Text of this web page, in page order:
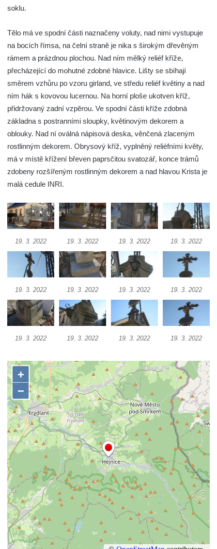
Boží muka u hřbitova v Římově
Centrální kříž hřbitova v Římově
Kříž poblíž domu čp. 169 v Plavu
Kříž na návsi v Plavu
Boží muka v Plavu
Kříž u Obrázku severovýchodně od
Görnerův kříž u silnice č. 264 v Dolním
Kříž u domu čp. 155 v Chřibské
Údajný kříž u domu čp. 283 ve Chřibské
Kříž jižně od Bukolu
Kříž na návsi v Bukolu
Centrální kříž hřbitova v Hrobčicích
Centrální kříž hřbitova v Chouči
Kříž na rozcestí v Záluží
Labem
Kříž v centru Liběšic
Kříž na návsi v Chouči
Boží muka na rozcestí východně od Chouče
Kříž na návsi v Lužici
Kříž na návsi v Dobrčicích
Kříž u domu čp. 3 v Chrámcích
Kříž u polní cesty severozápadně od Kozel
Údajný kříž na návsi v Kozlech
Centrální kříž hřbitova v Kozlech
Kříž východně od Oparna u cesty na Lovoš
Pamětní kříž na Lovoši
soklu.
Tělo má ve spodní části naznačeny voluty, nad nimi vystupuje
na bocích římsa, na čelní straně je nika s širokým dřevěným
rámem a prázdnou plochou. Nad ním mělký reliéf kříže,
přecházející do mohutné zdobné hlavice. Lišty se sbíhají
směrem vzhůru po vzoru girland, ve středu reliéf květiny a nad
ním hák s kovovou lucernou. Na horní ploše ukotven kříž,
přidržovaný zadní vzpěrou. Ve spodní části kříže zdobná
základna s postranními sloupky, květinovým dekorem a
oblouky. Nad ní oválná nápisová deska, věnčená zlaceným
rostlinným dekorem. Obrysový kříž, vyplněný reliéfními květy,
má v místě křížení břeven paprsčitou svatozář, konce trámů
zdobeny rozšířeným rostlinným dekorem a nad hlavou Krista je
malá cedule INRI.
19. 3. 2022 19. 3. 2022 19. 3. 2022 19. 3. 2022
19. 3. 2022 19. 3. 2022 19. 3. 2022 19. 3. 2022
19. 3. 2022 19. 3. 2022 19. 3. 2022 19. 3. 2022